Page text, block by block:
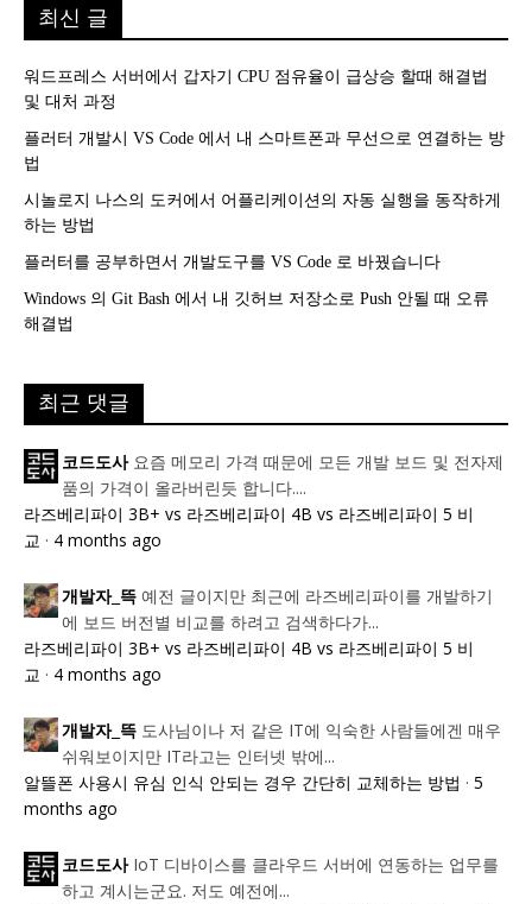
최신 글
워드프레스 서버에서 갑자기 CPU 점유율이 급상승 할때 해결법
및 대처 과정
플러터 개발시 VS Code 에서 내 스마트폰과 무선으로 연결하는 방
법
시놀로지 나스의 도커에서 어플리케이션의 자동 실행을 동작하게
하는 방법
플러터를 공부하면서 개발도구를 VS Code 로 바꿨습니다
Windows 의 Git Bash 에서 내 깃허브 저장소로 Push 안될 때 오류
해결법
최근 댓글
코드도사 요즘 메모리 가격 때문에 모든 개발 보드 및 전자제
품의 가격이 올라버린듯 합니다....
라즈베리파이 3B+ vs 라즈베리파이 4B vs 라즈베리파이 5 비
교 · 4 months ago
개발자_뜩 예전 글이지만 최근에 라즈베리파이를 개발하기
에 보드 버전별 비교를 하려고 검색하다가...
라즈베리파이 3B+ vs 라즈베리파이 4B vs 라즈베리파이 5 비
교 · 4 months ago
개발자_뜩 도사님이나 저 같은 IT에 익숙한 사람들에겐 매우
쉬워보이지만 IT라고는 인터넷 밖에...
알뜰폰 사용시 유심 인식 안되는 경우 간단히 교체하는 방법 · 5
months ago
코드도사 IoT 디바이스를 클라우드 서버에 연동하는 업무를
하고 계시는군요. 저도 예전에...